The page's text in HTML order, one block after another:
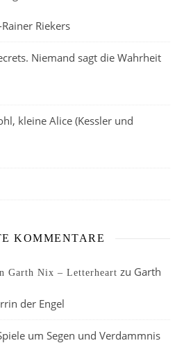
Riekers
Niemand sagt die Wahrheit
kleine Alice (Kessler und
KOMMENTARE
Garth Nix – Letterheart zu Garth
der Engel
um Segen und Verdammnis